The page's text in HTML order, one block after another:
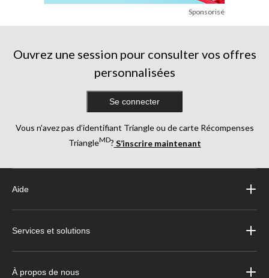
Sponsorisé
Ouvrez une session pour consulter vos offres
personnalisées
Se connecter
Vous n’avez pas d’identifiant Triangle ou de carte Récompenses
TriangleMD? S’inscrire maintenant
Aide
Services et solutions
À propos de nous